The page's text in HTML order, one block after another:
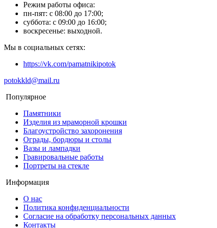
Режим работы офиса:
пн-пят: с 08:00 до 17:00;
суббота: с 09:00 до 16:00;
воскресенье: выходной.
Мы в социальных сетях:
https://vk.com/pamatnikipotok
potokkld@mail.ru
Популярное
Памятники
Изделия из мраморной крошки
Благоустройство захоронения
Ограды, бордюры и столы
Вазы и лампадки
Гравировальные работы
Портреты на стекле
Информация
О нас
Политика конфиденциальности
Согласие на обработку персональных данных
Контакты